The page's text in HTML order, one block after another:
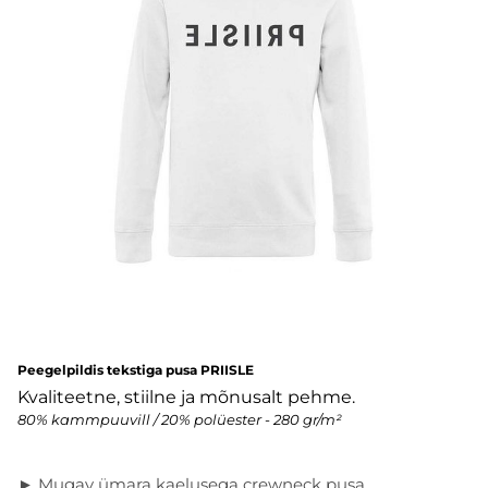
Peegelpildis tekstiga pusa PRIISLE
Kvaliteetne, stiilne ja mõnusalt pehme.
80% kammpuuvill / 20% polüester - 280 gr/m²